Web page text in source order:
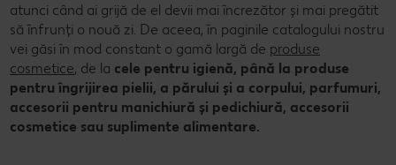
atunci când ai grijă de el devii mai încrezător și mai pregătit
să înfrunți o nouă zi. De aceea, în paginile catalogului nostru
vei găsi în mod constant o gamă largă de produse
cosmetice, de la cele pentru igienă, până la produse
pentru îngrijirea pielii, a părului și a corpului, parfumuri,
accesorii pentru manichiură și pedichiură, accesorii
cosmetice sau suplimente alimentare.